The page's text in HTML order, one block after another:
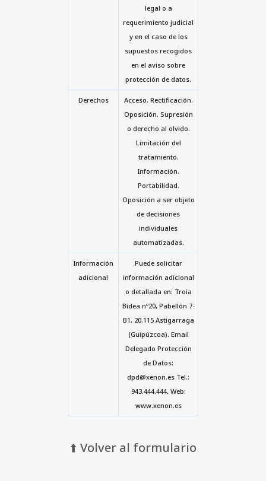
legal o a
requerimiento judicial
y en el caso de los
supuestos recogidos
en el aviso sobre
protección de datos.
Derechos
Acceso. Rectificación.
Oposición. Supresión
o derecho al olvido.
Limitación del
tratamiento.
Información.
Portabilidad.
Oposición a ser objeto
de decisiones
individuales
automatizadas.
Información
adicional
Puede solicitar
información adicional
o detallada en: Troia
Bidea nº20, Pabellón 7-
B1, 20.115 Astigarraga
(Guipúzcoa). Email
Delegado Protección
de Datos:
dpd@xenon.es Tel.:
943.444.444. Web:
www.xenon.es
⬆️ Volver al formulario